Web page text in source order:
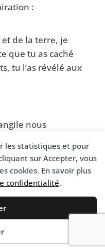
les statistiques et pour
sur Accepter, vous
cookies. En savoir plus
confidentialité.
:
de la terre, je
que tu as caché
tu l’as révélé aux
nous
loin du peuple
et parfois fort peu
et avec un
des semences
toutes les
c’est parce
détenir seuls la